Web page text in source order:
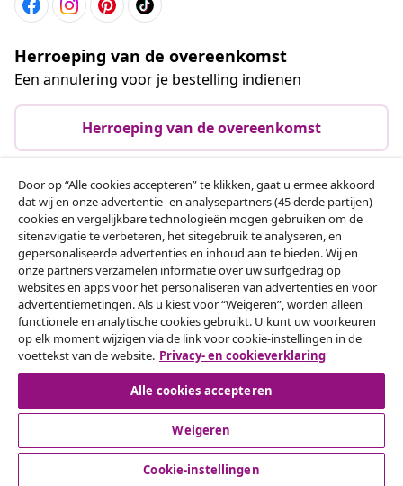
Herroeping van de overeenkomst
Een annulering voor je bestelling indienen
Herroeping van de overeenkomst
Klantenservice
Zakelijk
vidaXL
Ontdek meer
Door op “Alle cookies accepteren” te klikken, gaat u ermee akkoord
dat wij en onze advertentie- en analysepartners (45 derde partijen)
cookies en vergelijkbare technologieën mogen gebruiken om de
sitenavigatie te verbeteren, het sitegebruik te analyseren, en
gepersonaliseerde advertenties en inhoud aan te bieden. Wij en
onze partners verzamelen informatie over uw surfgedrag op
websites en apps voor het personaliseren van advertenties en voor
advertentiemetingen. Als u kiest voor “Weigeren”, worden alleen
functionele en analytische cookies gebruikt. U kunt uw voorkeuren
op elk moment wijzigen via de link voor cookie-instellingen in de
voettekst van de website. Privacy- en cookieverklaring
Alle cookies accepteren
Weigeren
Cookie-instellingen